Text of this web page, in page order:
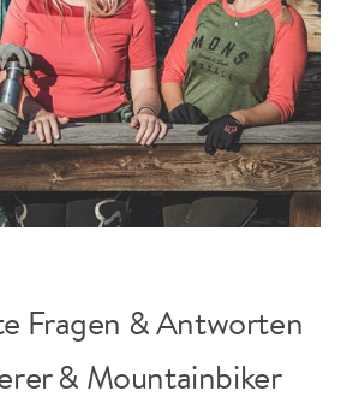
Fragen & Antworten
& Mountainbiker